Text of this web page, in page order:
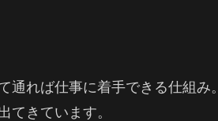
れば仕事に着手できる仕組み。
てきています。